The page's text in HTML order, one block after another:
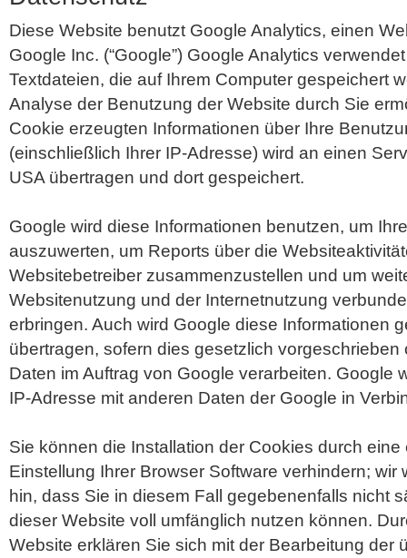
Diese Website benutzt Google Analytics, einen
Google Inc. (“Google”) Google Analytics
Textdateien, die auf Ihrem Computer gespeichert
Analyse der Benutzung der Website durch Sie
Cookie erzeugten Informationen über Ihre
(einschließlich Ihrer IP-Adresse) wird an einen
USA übertragen und dort gespeichert.
Google wird diese Informationen benutzen, um
auszuwerten, um Reports über die
Websitebetreiber zusammenzustellen und um
Websitenutzung und der Internetnutzung
erbringen. Auch wird Google diese Informationen
übertragen, sofern dies gesetzlich vorgeschrieben
Daten im Auftrag von Google verarbeiten. Google
IP-Adresse mit anderen Daten der Google in
Sie können die Installation der Cookies durch
Einstellung Ihrer Browser Software verhindern; wir
hin, dass Sie in diesem Fall gegebenenfalls nicht
dieser Website voll umfänglich nutzen können.
Website erklären Sie sich mit der Bearbeitung der